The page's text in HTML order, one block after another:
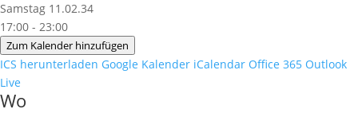
Samstag 11.02.34
17:00 - 23:00
Zum Kalender hinzufügen
ICS herunterladen Google Kalender iCalendar Office 365 Outlook
Live
Wo